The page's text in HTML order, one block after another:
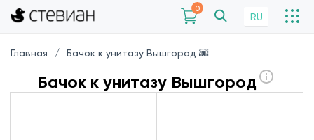
0
RU
Главная Бачок к унитазу Вышгород 🌆
Бачок к унитазу Вышгород